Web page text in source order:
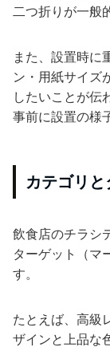
二つ折りが一般
また、設置時に
ン・用紙サイズ
したいことが伝
事前に設置の様
カテゴリ
飲食店のチラシ
ターゲット（マ
す。
たとえば、高級
ザインと上品な